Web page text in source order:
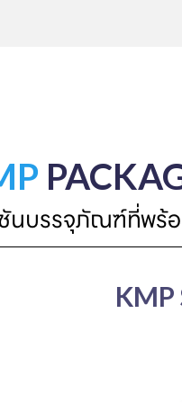
นบรรจุภัณฑ์ที่พร้
KMP